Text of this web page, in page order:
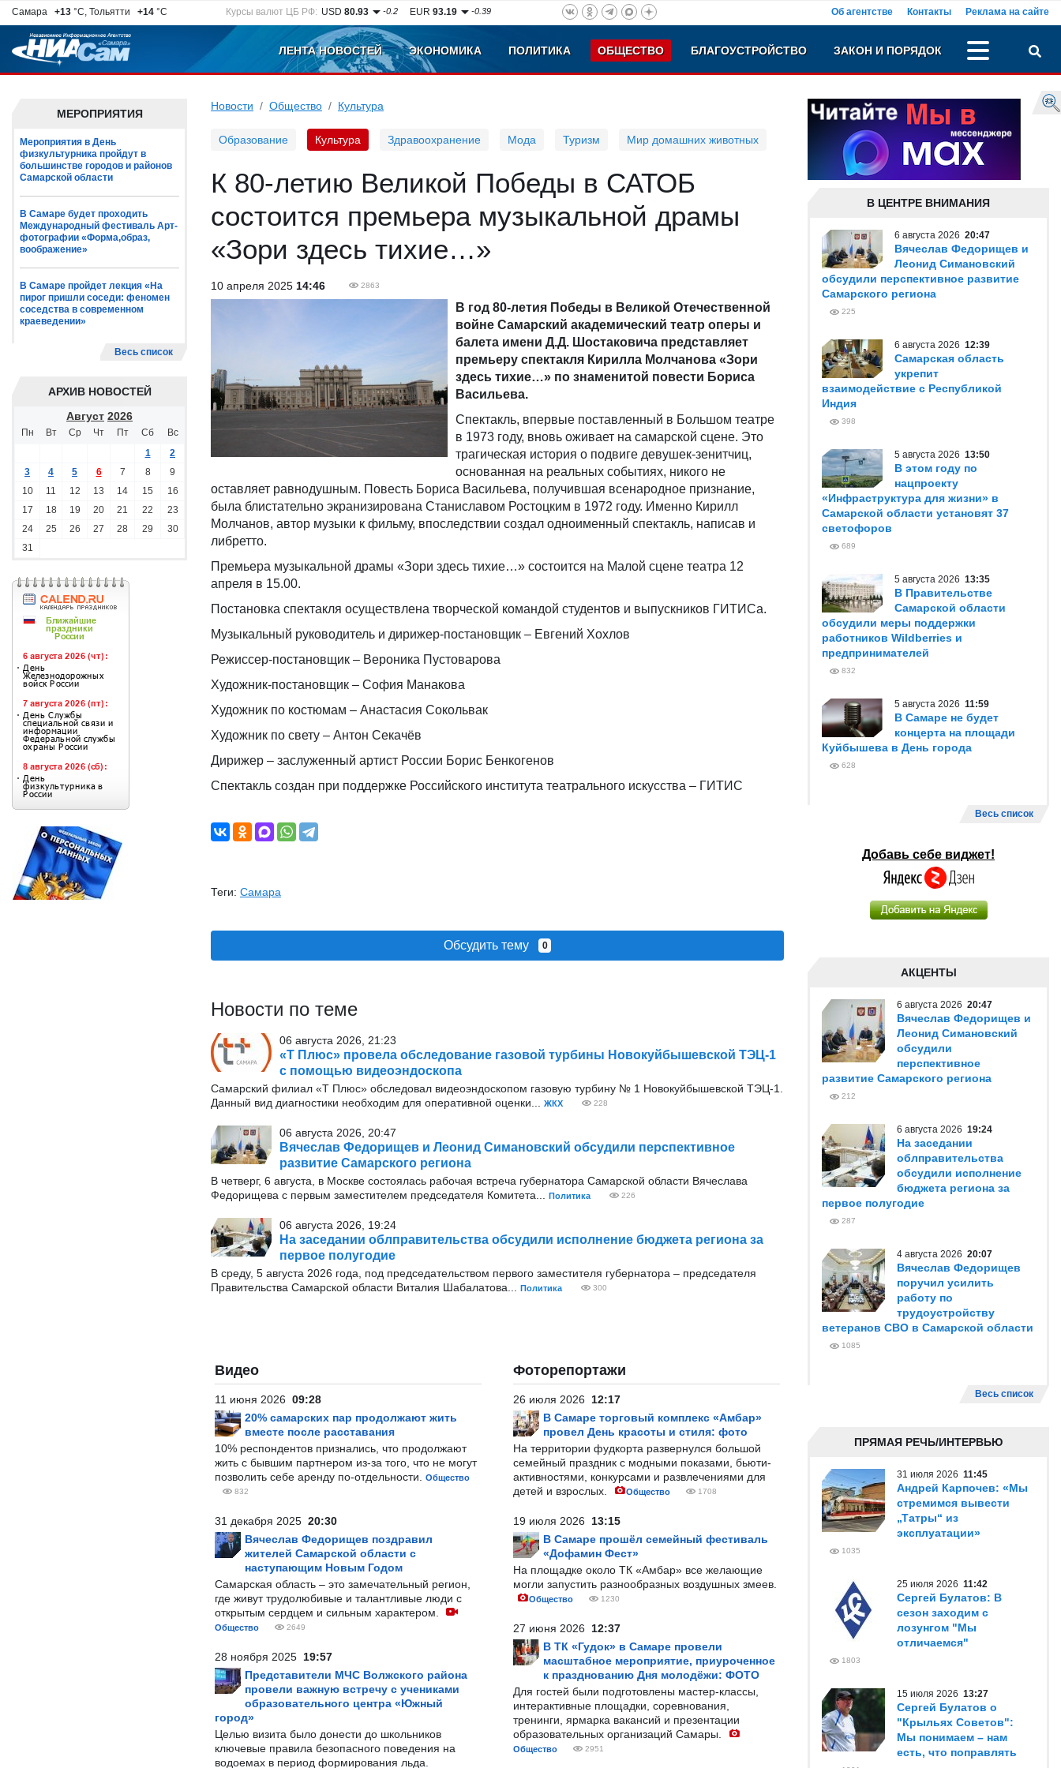
Самара +13 °C, Тольятти +14 °C Курсы валют ЦБ РФ: USD80.93 -0.2 EUR93.19 -0.39 Об агентстве Контакты Реклама на сайте
ЛЕНТА НОВОСТЕЙ ЭКОНОМИКА ПОЛИТИКА ОБЩЕСТВО БЛАГОУСТРОЙСТВО ЗАКОН И ПОРЯДОК
МЕРОПРИЯТИЯ
Мероприятия в День
физкультурника пройдут в
большинстве городов и районов
Самарской области
В Самаре будет проходить
Международный фестиваль Арт-
фотографии «Форма,образ,
воображение»
В Самаре пройдет лекция «На
пирог пришли соседи: феномен
соседства в современном
краеведении»
Весь список
АРХИВ НОВОСТЕЙ
Август 2026
Пн Вт Ср Чт Пт Сб
Вс
1
2
3
4 5 6 7 8
9
10
11 12 13 14 15
16
17
18 19 20 21 22
23
24
25 26 27 28 29
30
31
Новости Общество Культура
Образование Культура Здравоохранение Мода Туризм Мир домашних животных
К 80-летию Великой Победы в САТОБ
состоится премьера музыкальной драмы
«Зори здесь тихие…»
10 апреля 2025 14:46 2863
В год 80-летия Победы в Великой Отечественной
войне Самарский академический театр оперы и
балета имени Д.Д. Шостаковича представляет
премьеру спектакля Кирилла Молчанова «Зори
здесь тихие…» по знаменитой повести Бориса
Васильева.
Спектакль, впервые поставленный в Большом театре
в 1973 году, вновь оживает на самарской сцене. Это
трагическая история о подвиге девушек-зенитчиц,
основанная на реальных событиях, никого не
оставляет равнодушным. Повесть Бориса Васильева, получившая всенародное признание,
была блистательно экранизирована Станиславом Ростоцким в 1972 году. Именно Кирилл
Молчанов, автор музыки к фильму, впоследствии создал одноименный спектакль, написав и
либретто.
Премьера музыкальной драмы «Зори здесь тихие…» состоится на Малой сцене театра 12
апреля в 15.00.
Постановка спектакля осуществлена творческой командой студентов и выпускников ГИТИСа.
Музыкальный руководитель и дирижер-постановщик – Евгений Хохлов
Режиссер-постановщик – Вероника Пустоварова
Художник-постановщик – София Манакова
Художник по костюмам – Анастасия Сокольвак
Художник по свету – Антон Секачёв
Дирижер – заслуженный артист России Борис Бенкогенов
Спектакль создан при поддержке Российского института театрального искусства – ГИТИС
Теги: Самара
Обсудить тему 0
Новости по теме
06 августа 2026, 21:23
«Т Плюс» провела обследование газовой турбины Новокуйбышевской ТЭЦ-1
с помощью видеоэндоскопа
Самарский филиал «Т Плюс» обследовал видеоэндоскопом газовую турбину № 1 Новокуйбышевской ТЭЦ-1.
Данный вид диагностики необходим для оперативной оценки...
ЖКХ 228
06 августа 2026, 20:47
Вячеслав Федорищев и Леонид Симановский обсудили перспективное
развитие Самарского региона
В четверг, 6 августа, в Москве состоялась рабочая встреча губернатора Самарской области Вячеслава
Федорищева с первым заместителем председателя Комитета...
Политика 226
06 августа 2026, 19:24
На заседании облправительства обсудили исполнение бюджета региона за
первое полугодие
В среду, 5 августа 2026 года, под председательством первого заместителя губернатора – председателя
Правительства Самарской области Виталия Шабалатова...
Политика 300
Видео
11 июня 2026 09:28
20% самарских пар продолжают жить
вместе после расставания
10% респондентов признались, что продолжают
жить с бывшим партнером из-за того, что не могут
позволить себе аренду по-отдельности.
Общество
832
31 декабря 2025 20:30
Вячеслав Федорищев поздравил
жителей Самарской области с
наступающим Новым Годом
Самарская область – это замечательный регион,
где живут трудолюбивые и талантливые люди с
открытым сердцем и сильным характером.
Общество 2649
28 ноября 2025 19:57
Представители МЧС Волжского района
провели важную встречу с учениками
образовательного центра «Южный
город»
Целью визита было донести до школьников
ключевые правила безопасного поведения на
водоемах в период формирования льда.
Фоторепортажи
26 июля 2026 12:17
В Самаре торговый комплекс «Амбар»
провел День красоты и стиля: фото
На территории фудкорта развернулся большой
семейный праздник с модными показами, бьюти-
активностями, конкурсами и развлечениями для
детей и взрослых.
Общество 1708
19 июля 2026 13:15
В Самаре прошёл семейный фестиваль
«Дофамин Фест»
На площадке около ТК «Амбар» все желающие
могли запустить разнообразных воздушных змеев.
Общество 1230
27 июня 2026 12:37
В ТК «Гудок» в Самаре провели
масштабное мероприятие, приуроченное
к празднованию Дня молодёжи: ФОТО
Для гостей были подготовлены мастер-классы,
интерактивные площадки, соревнования,
тренинги, ярмарка вакансий и презентации
образовательных организаций Самары.
Общество 2951
В ЦЕНТРЕ ВНИМАНИЯ
6 августа 2026 20:47
Вячеслав Федорищев и
Леонид Симановский
обсудили перспективное развитие
Самарского региона
225
6 августа 2026 12:39
Самарская область
укрепит
взаимодействие с Республикой
Индия
398
5 августа 2026 13:50
В этом году по
нацпроекту
«Инфраструктура для жизни» в
Самарской области установят 37
светофоров
689
5 августа 2026 13:35
В Правительстве
Самарской области
обсудили меры поддержки
работников Wildberries и
предпринимателей
832
5 августа 2026 11:59
В Самаре не будет
концерта на площади
Куйбышева в День города
628
Весь список
Добавь себе виджет!
АКЦЕНТЫ
6 августа 2026 20:47
Вячеслав Федорищев и
Леонид Симановский
обсудили
перспективное
развитие Самарского региона
212
6 августа 2026 19:24
На заседании
облправительства
обсудили исполнение
бюджета региона за
первое полугодие
287
4 августа 2026 20:07
Вячеслав Федорищев
поручил усилить
работу по
трудоустройству
ветеранов СВО в Самарской области
1085
Весь список
ПРЯМАЯ РЕЧЬ/ИНТЕРВЬЮ
31 июля 2026 11:45
Андрей Карпочев: «Мы
стремимся вывести
„Татры“ из
эксплуатации»
1035
25 июля 2026 11:42
Сергей Булатов: В
сезон заходим с
лозунгом "Мы
отличаемся"
1803
15 июля 2026 13:27
Сергей Булатов о
"Крыльях Советов":
Мы понимаем – нам
есть, что поправлять